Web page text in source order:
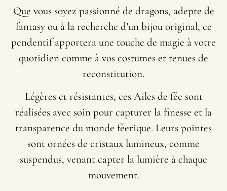
Que vous soyez passionné de dragons, adepte de
fantasy ou à la recherche d’un bijou original, ce
pendentif apportera une touche de magie à votre
quotidien comme à vos costumes et tenues de
reconstitution.
Légères et résistantes, ces Ailes de fée sont
réalisées avec soin pour capturer la finesse et la
transparence du monde féerique. Leurs pointes
sont ornées de cristaux lumineux, comme
suspendus, venant capter la lumière à chaque
mouvement.